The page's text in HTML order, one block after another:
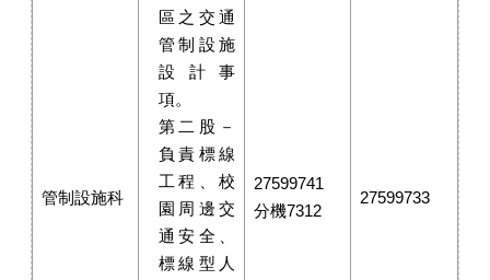
管制設施科
區之交通
管制設施
設計事
項。
第二股－
負責標線
工程、校
園周邊交
通安全、
標線型人
27599741
分機7312
27599733